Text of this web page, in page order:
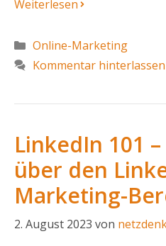
Weiterlesen
Kategorien
Online-Marketing
Kommentar hinterlassen
LinkedIn 101
über den
Marketing-
2. August 2023 von